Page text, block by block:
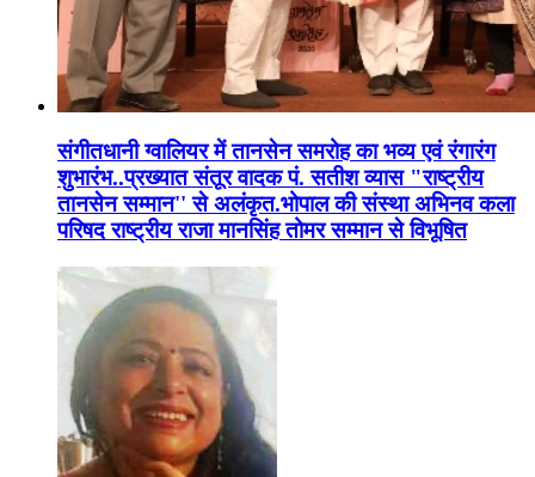
संगीतधानी ग्वालियर में तानसेन समरोह का भव्य एवं रंगारंग
शुभारंभ..प्रख्यात संतूर वादक पं. सतीश व्यास "राष्ट्रीय
तानसेन सम्मान'' से अलंकृत.भोपाल की संस्था अभिनव कला
परिषद राष्ट्रीय राजा मानसिंह तोमर सम्मान से विभूषित